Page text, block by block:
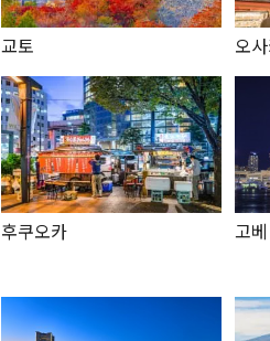
교토 오
후쿠오카 고베